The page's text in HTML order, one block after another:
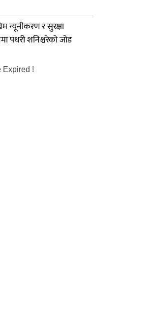
न्यूनीकरण र सुरक्षा
पथरी शनिश्चरेको जोड
Expired !